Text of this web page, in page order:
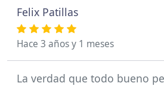
Felix Patillas
Hace 3 años y 1 meses
La verdad que todo bueno